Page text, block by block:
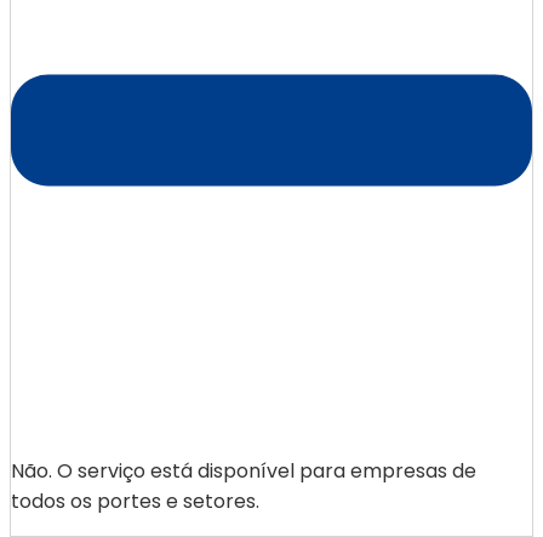
Não. O serviço está disponível para empresas de
todos os portes e setores.